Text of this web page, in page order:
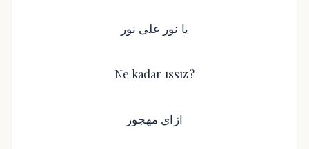
يا نور على نور
Ne kadar ıssız?
ازاي مهجور